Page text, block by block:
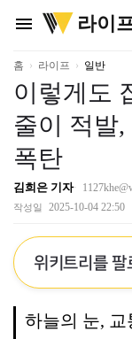
menu
위
키
리
라이
홈 라이프 일반
이렇게도
줄이 적발,
폭탄
김희은 기자
작성일 2025-10-04 22:50
위키트리를 팔
하늘의 눈,